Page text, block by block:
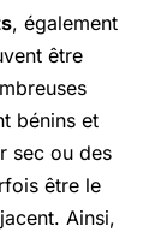
, également
être
bénins et
sec ou des
être le
Ainsi,